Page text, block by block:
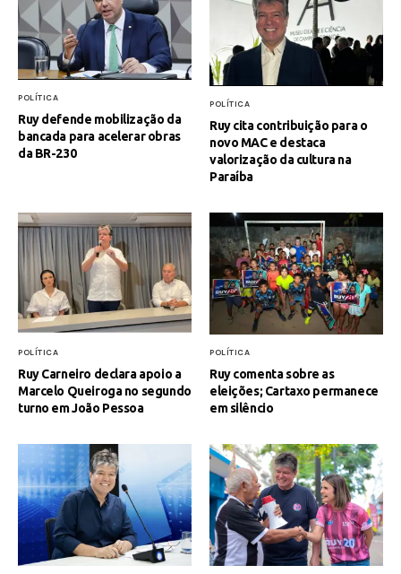
POLÍTICA
Ruy defende mobilização da
bancada para acelerar obras
da BR-230
POLÍTICA
Ruy cita contribuição para o
novo MAC e destaca
valorização da cultura na
Paraíba
POLÍTICA
Ruy Carneiro declara apoio a
Marcelo Queiroga no segundo
turno em João Pessoa
POLÍTICA
Ruy comenta sobre as
eleições; Cartaxo permanece
em silêncio